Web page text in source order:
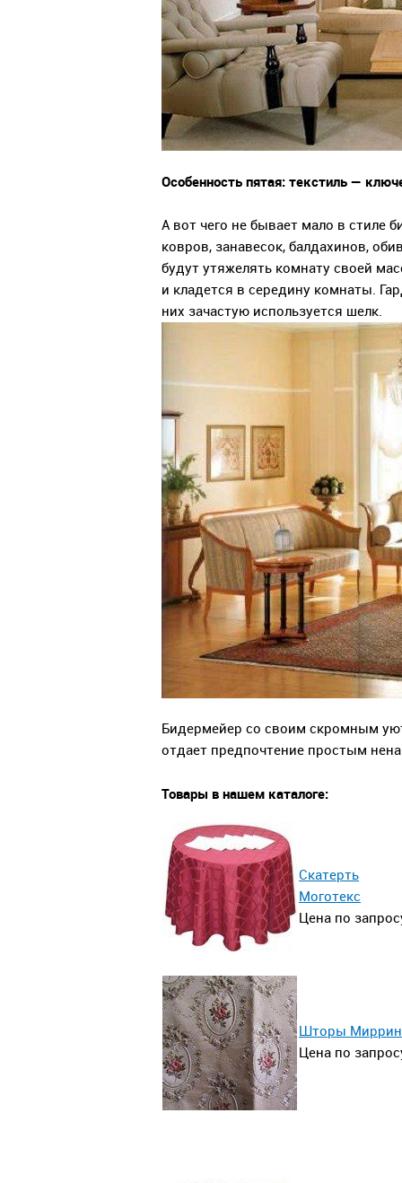
Особенность пятая: текстиль —
А вот чего не бывает мало в стиле
ковров, занавесок, балдахинов,
будут утяжелять комнату своей
и кладется в середину комнаты.
них зачастую используется шелк.
Бидермейер со своим скромным
отдает предпочтение простым
Товары в нашем каталоге:
Скатерть
Моготекс
Цена по
Шторы
Цена по